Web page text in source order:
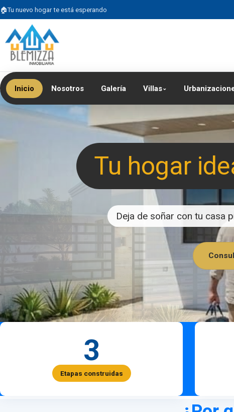
Tu nuevo hogar te está esperando
Inicio Nosotros Galería Villas⌄
Tu hogar
Deja de soñar con tu casa
3
Etapas construidas